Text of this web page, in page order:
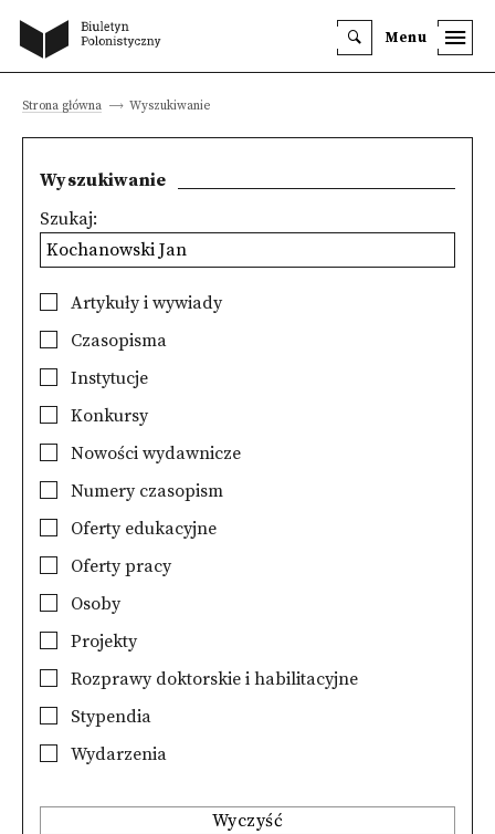
Menu
Strona główna Wyszukiwanie
Wyszukiwanie
Szukaj:
Artykuły i wywiady
Czasopisma
Instytucje
Konkursy
Nowości wydawnicze
Numery czasopism
Oferty edukacyjne
Oferty pracy
Osoby
Projekty
Rozprawy doktorskie i habilitacyjne
Stypendia
Wydarzenia
Wyczyść